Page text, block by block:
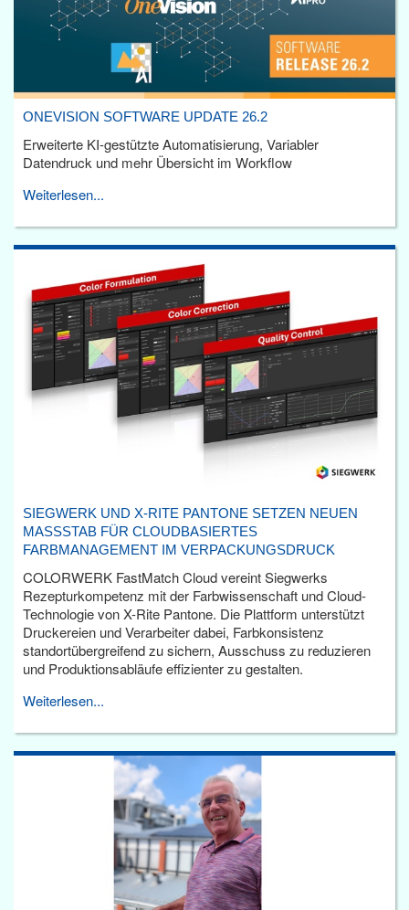
ONEVISION SOFTWARE UPDATE 26.2
Erweiterte KI-gestützte Automatisierung, Variabler
Datendruck und mehr Übersicht im Workflow
Weiterlesen...
SIEGWERK UND X-RITE PANTONE SETZEN NEUEN
MASSSTAB FÜR CLOUDBASIERTES F
ARBMANAGEMENT IM VERPACKUNGSDRUCK
COLORWERK FastMatch Cloud vereint Siegwerks
Rezepturkompetenz mit der Farbwissenschaft und Cloud-
Technologie von X-Rite Pantone. Die Plattform unterstützt
Druckereien und Verarbeiter dabei, Farbkonsistenz
standortübergreifend zu sichern, Ausschuss zu reduzieren
und Produktionsabläufe effizienter zu gestalten.
Weiterlesen...